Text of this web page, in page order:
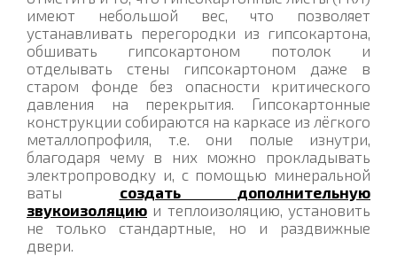
имеют небольшой вес, что позволяет
устанавливать перегородки из гипсокартона,
обшивать гипсокартоном потолок и
отделывать стены гипсокартоном даже в
старом фонде без опасности критического
давления на перекрытия. Гипсокартонные
конструкции собираются на каркасе из лёгкого
металлопрофиля, т.е. они полые изнутри,
благодаря чему в них можно прокладывать
электропроводку и, с помощью минеральной
ваты создать дополнительную
звукоизоляцию и теплоизоляцию, установить
не только стандартные, но и раздвижные
двери.